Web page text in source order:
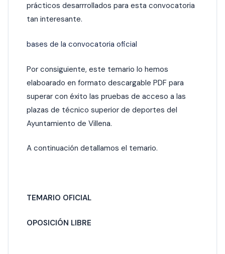
prácticos desarrrollados para esta convocatoria
tan interesante.
bases de la convocatoria oficial
Por consiguiente, este temario lo hemos
elaboarado en formato descargable PDF para
superar con éxito las pruebas de acceso a las
plazas de técnico superior de deportes del
Ayuntamiento de Villena.
A continuación detallamos el temario.
TEMARIO OFICIAL
OPOSICIÓN LIBRE